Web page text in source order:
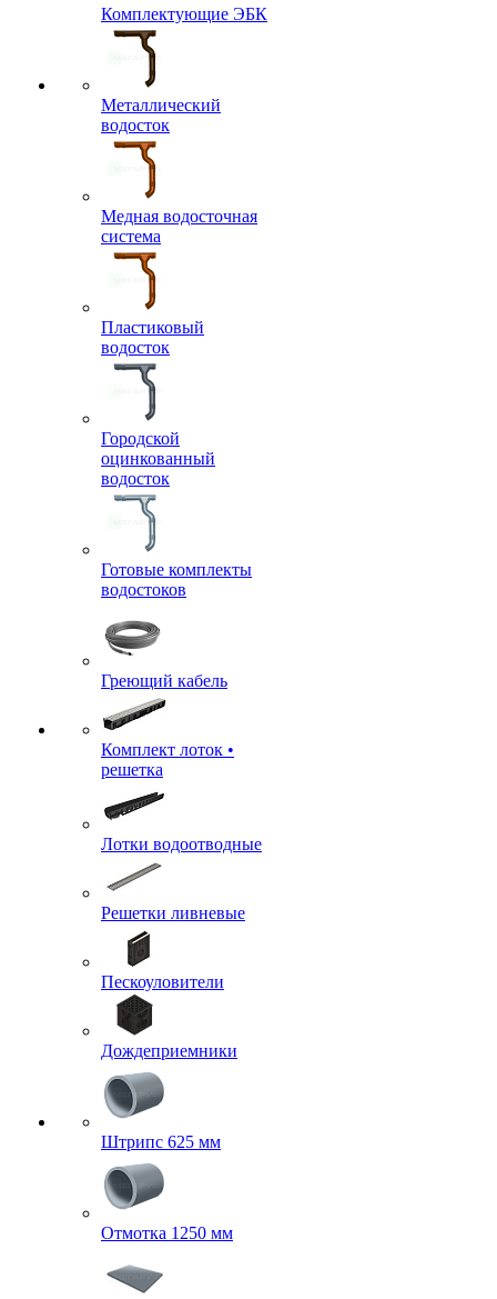
Комплектующие ЭБК
Металлический
водосток
Медная водосточная
система
Пластиковый
водосток
Городской
оцинкованный
водосток
Готовые комплекты
водостоков
Греющий кабель
Комплект лоток •
решетка
Лотки водоотводные
Решетки ливневые
Пескоуловители
Дождеприемники
Штрипс 625 мм
Отмотка 1250 мм